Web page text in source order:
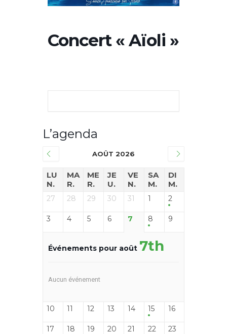
Concert « Aïoli »
L’agenda
AOÛT 2026
LU
N.
MA
R.
ME
R.
JE
U.
VE
N.
SA
M.
DI
M.
27 28 29 30 31 1 2
3 4 5 6 7 8 9
Événements pour août 7th
Aucun événement
10 11 12 13 14 15 16
17 18 19 20 21 22 23